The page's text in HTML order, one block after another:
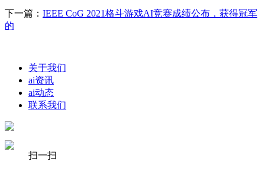
下一篇： IEEE CoG 2021格斗游戏AI竞赛成绩公布，获得冠军
的
关于我们
ai资讯
ai动态
联系我们
扫一扫